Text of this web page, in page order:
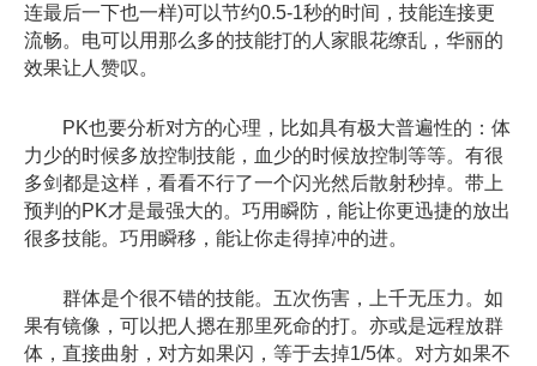
连最后一下也一样)可以节约0.5-1秒的时间，技能连接更
流畅。电可以用那么多的技能打的人家眼花缭乱，华丽的
效果让人赞叹。
PK也要分析对方的心理，比如具有极大普遍性的：体
力少的时候多放控制技能，血少的时候放控制等等。有很
多剑都是这样，看看不行了一个闪光然后散射秒掉。带上
预判的PK才是最强大的。巧用瞬防，能让你更迅捷的放出
很多技能。巧用瞬移，能让你走得掉冲的进。
群体是个很不错的技能。五次伤害，上千无压力。如
果有镜像，可以把人摁在那里死命的打。亦或是远程放群
体，直接曲射，对方如果闪，等于去掉1/5体。对方如果不